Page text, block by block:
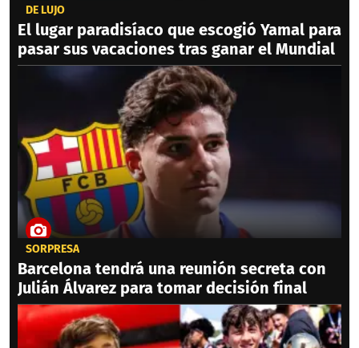
DE LUJO
El lugar paradisíaco que escogió Yamal para
pasar sus vacaciones tras ganar el Mundial
SORPRESA
Barcelona tendrá una reunión secreta con
Julián Álvarez para tomar decisión final